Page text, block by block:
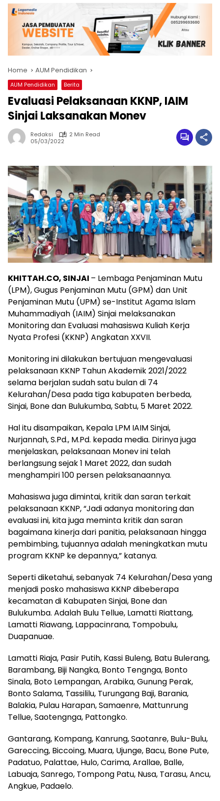
Home AUM Pendidikan
AUM Pendidikan Berita
Evaluasi Pelaksanaan KKNP, IAIM
Sinjai Laksanakan Monev
Redaksi
2 Min Read
05/03/2022
KHITTAH.CO, SINJAI – Lembaga Penjaminan Mutu
(LPM), Gugus Penjaminan Mutu (GPM) dan Unit
Penjaminan Mutu (UPM) se-Institut Agama Islam
Muhammadiyah (IAIM) Sinjai melaksanakan
Monitoring dan Evaluasi mahasiswa Kuliah Kerja
Nyata Profesi (KKNP) Angkatan XXVII.
Monitoring ini dilakukan bertujuan mengevaluasi
pelaksanaan KKNP Tahun Akademik 2021/2022
selama berjalan sudah satu bulan di 74
Kelurahan/Desa pada tiga kabupaten berbeda,
Sinjai, Bone dan Bulukumba, Sabtu, 5 Maret 2022.
Hal itu disampaikan, Kepala LPM IAIM Sinjai,
Nurjannah, S.Pd., M.Pd. kepada media. Dirinya juga
menjelaskan, pelaksanaan Monev ini telah
berlangsung sejak 1 Maret 2022, dan sudah
menghampiri 100 persen pelaksanaannya.
Mahasiswa juga dimintai, kritik dan saran terkait
pelaksanaan KKNP, “Jadi adanya monitoring dan
evaluasi ini, kita juga meminta kritik dan saran
bagaimana kinerja dari panitia, pelaksanaan hingga
pembimbing, tujuannya adalah meningkatkan mutu
program KKNP ke depannya,” katanya.
Seperti diketahui, sebanyak 74 Kelurahan/Desa yang
menjadi posko mahasiswa KKNP dibeberapa
kecamatan di Kabupaten Sinjai, Bone dan
Bulukumba. Adalah Bulu Tellue, Lamatti Riattang,
Lamatti Riawang, Lappacinrana, Tompobulu,
Duapanuae.
Lamatti Riaja, Pasir Putih, Kassi Buleng, Batu Bulerang,
Barambang, Biji Nangka, Bonto Tengnga, Bonto
Sinala, Boto Lempangan, Arabika, Gunung Perak,
Bonto Salama, Tassililu, Turungang Baji, Barania,
Balakia, Pulau Harapan, Samaenre, Mattunrung
Tellue, Saotengnga, Pattongko.
Gantarang, Kompang, Kanrung, Saotanre, Bulu-Bulu,
Gareccing, Biccoing, Muara, Ujunge, Bacu, Bone Pute,
Padatuo, Palattae, Hulo, Carima, Arallae, Balle,
Labuaja, Sanrego, Tompong Patu, Nusa, Tarasu, Ancu,
Angkue, Padaelo.